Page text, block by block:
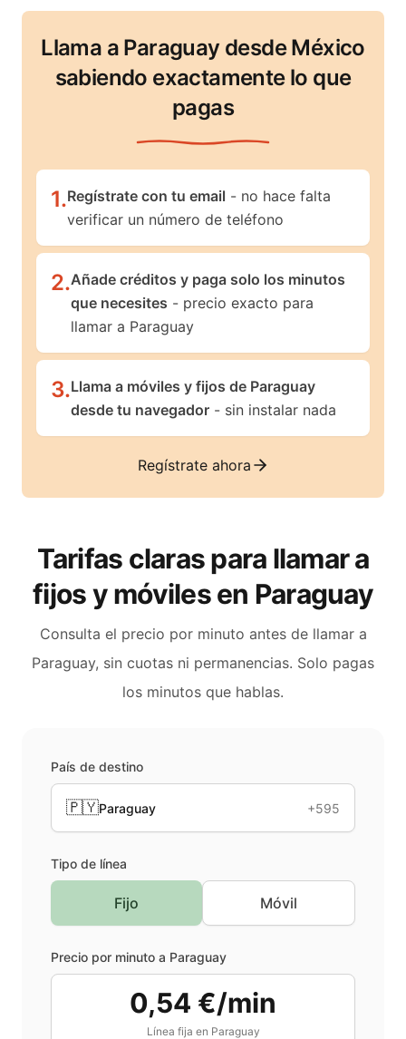
Llama a Paraguay desde México
sabiendo exactamente lo que
pagas
1.Regístrate con tu email - no hace falta
verificar un número de teléfono
2.Añade créditos y paga solo los minutos
que necesites - precio exacto para
llamar a Paraguay
3.Llama a móviles y fijos de Paraguay
desde tu navegador - sin instalar nada
Regístrate ahora
Tarifas claras para llamar a
fijos y móviles en Paraguay
Consulta el precio por minuto antes de llamar a
Paraguay, sin cuotas ni permanencias. Solo pagas
los minutos que hablas.
País de destino
🇵🇾Paraguay +595
Tipo de línea
Fijo Móvil
Precio por minuto a Paraguay
0,54 €/min
Línea fija en Paraguay